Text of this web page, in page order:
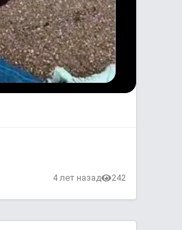
4 лет назад 242